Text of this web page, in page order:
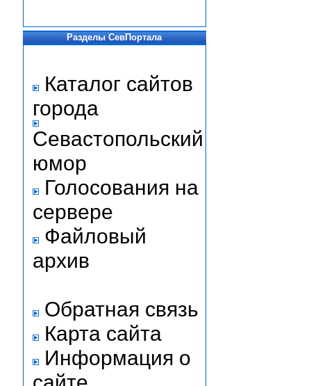
Разделы СевПортала
Каталог сайтов
города
Севастопольский
юмор
Голосования на
сервере
Файловый
архив
Обратная связь
Карта сайта
Информация о